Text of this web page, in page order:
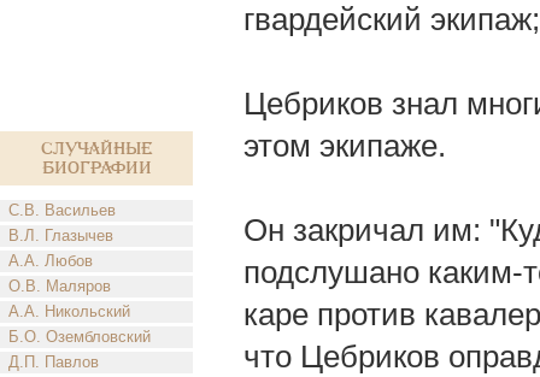
Случайные
биографии
С.В. Васильев
В.Л. Глазычев
А.А. Любов
О.В. Маляров
А.А. Никольский
Б.О. Озембловский
Д.П. Павлов
гвардейский
Цебриков знал
этом экипаже.
Он закричал им:
подслушано каким-
каре против
что Цебриков